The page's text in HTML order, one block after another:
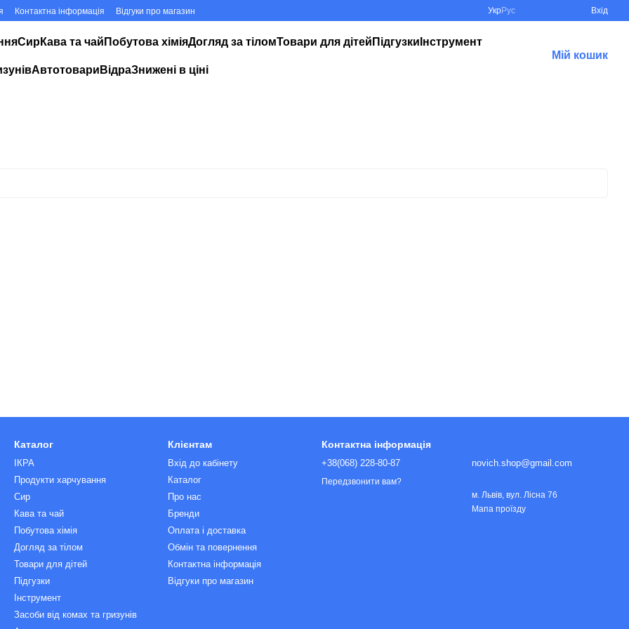
Контактна інформація Відгуки про магазин УкрРус Вхід
СирКава та чай Побутова хіміяДогляд за тіломТовари для дітей Підгузки Інструмент
Автотовари ВідраЗнижені в ціні
Мій кошик
Каталог
ІКРА
Продукти харчування
Сир
Кава та чай
Побутова хімія
Догляд за тілом
Товари для дітей
Підгузки
Інструмент
Засоби від комах та гризунів
Клієнтам
Вхід до кабінету
Каталог
Про нас
Бренди
Оплата і доставка
Обмін та повернення
Контактна інформація
Відгуки про магазин
Контактна інформація
+38(068) 228-80-87
Передзвонити вам?
novich.shop@gmail.com
м. Львів, вул. Лісна 76
Мапа проїзду